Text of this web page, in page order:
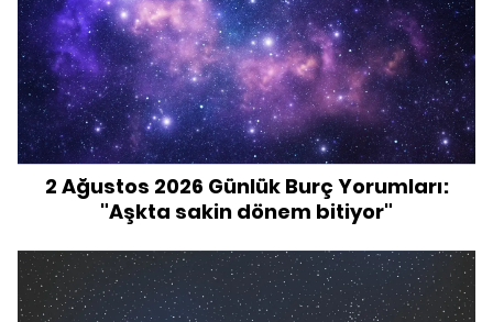
2 Ağustos 2026 Günlük Burç Yorumları:
"Aşkta sakin dönem bitiyor"